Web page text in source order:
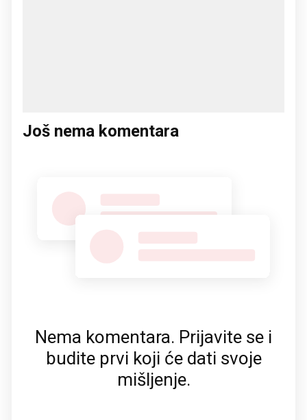
Još nema komentara
Nema komentara. Prijavite se i
budite prvi koji će dati svoje
mišljenje.